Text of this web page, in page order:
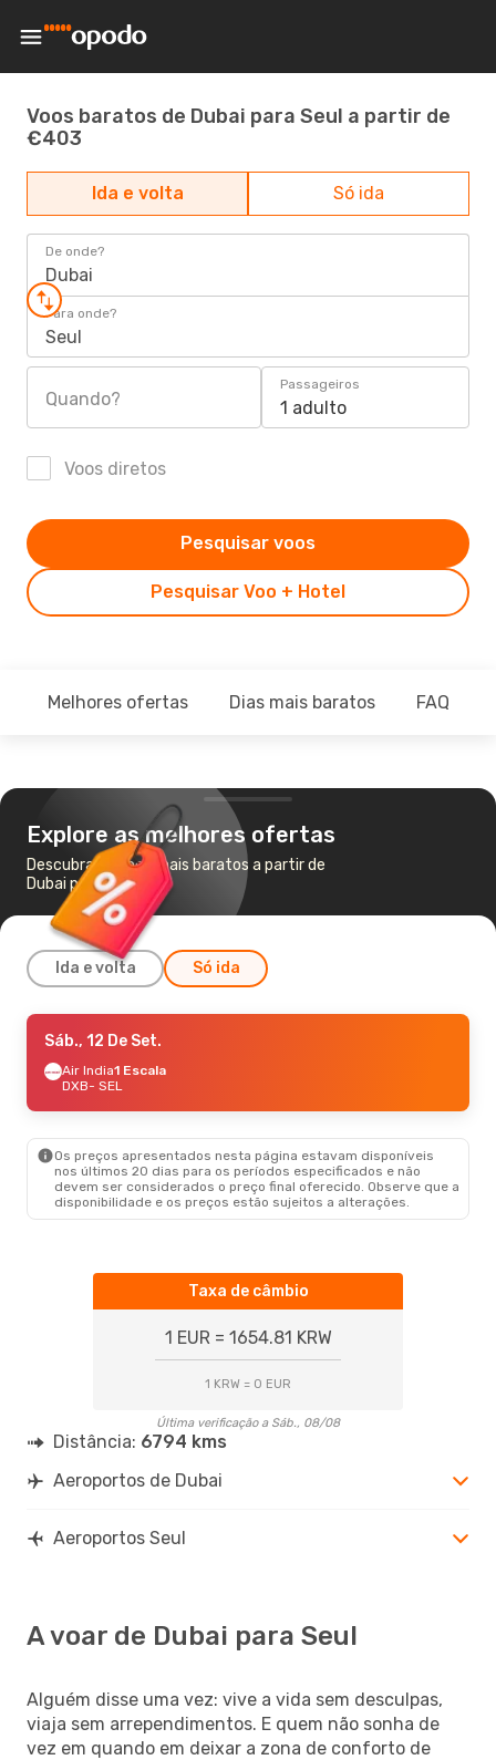
Voos baratos de Dubai para Seul a partir de
€403
Ida e volta Só ida
De onde?
Dubai
Para onde?
Seul
Quando?
Passageiros
1 adulto
Voos diretos
Pesquisar Voo + Hotel
Pesquisar voos
Melhores ofertas Dias mais baratos FAQ
Explore as melhores ofertas
Descubra os voos mais baratos a partir de
Dubai para Seul
Ida e volta Só ida
Qui., 22 De Out.
Air India1 Escala
DXB- SEL
SEL- DXB
Sáb., 22 De Ago.- Sáb., 29 De Ago.
Etihad Airways3 Escalas
DXB
Sáb., 12 De Set.
Air India1 Escala
DXB- SEL
Os preços apresentados nesta página estavam disponíveis
nos últimos 20 dias para os períodos especificados e não
devem ser considerados o preço final oferecido. Observe que a
disponibilidade e os preços estão sujeitos a alterações.
Taxa de câmbio
1 EUR = 1654.81 KRW
1 KRW = 0 EUR
Última verificação a Sáb., 08/08
Distância: 6794 kms
Aeroportos de Dubai
Aeroportos Seul
A voar de Dubai para Seul
Alguém disse uma vez: vive a vida sem desculpas,
viaja sem arrependimentos. E quem não sonha de
vez em quando em deixar a zona de conforto de